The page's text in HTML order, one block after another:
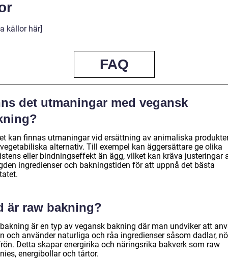
källor här]
FAQ
det utmaningar med vegansk
kan finnas utmaningar vid ersättning av animaliska
alternativ. Till exempel kan äggersättare ge olika
eller bindningseffekt än ägg, vilket kan kräva justeringar
ingredienser och bakningstiden för att uppnå det bästa
är raw bakning?
är en typ av vegansk bakning där man undviker att
och använder naturliga och råa ingredienser såsom dadlar,
Detta skapar energirika och näringsrika bakverk som raw
energibollar och tårtor.